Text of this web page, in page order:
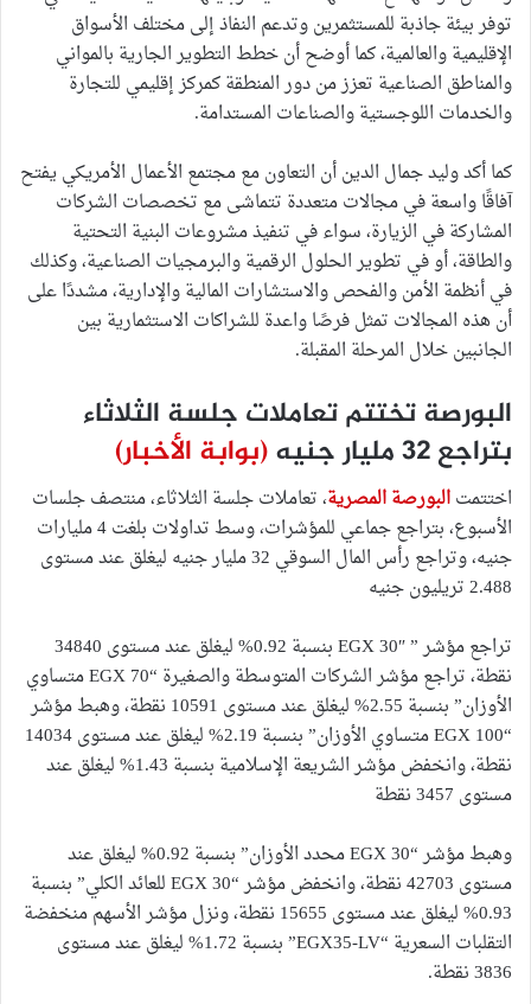
توفر بيئة جاذبة للمستثمرين وتدعم النفاذ إلى مختلف الأسواق
الإقليمية والعالمية، كما أوضح أن خطط التطوير الجارية بالمواني
والمناطق الصناعية تعزز من دور المنطقة كمركز إقليمي للتجارة
والخدمات اللوجستية والصناعات المستدامة.
كما أكد وليد جمال الدين أن التعاون مع مجتمع الأعمال الأمريكي يفتح
آفاقًا واسعة في مجالات متعددة تتماشى مع تخصصات الشركات
المشاركة في الزيارة، سواء في تنفيذ مشروعات البنية التحتية
والطاقة، أو في تطوير الحلول الرقمية والبرمجيات الصناعية، وكذلك
في أنظمة الأمن والفحص والاستشارات المالية والإدارية، مشددًا على
أن هذه المجالات تمثل فرصًا واعدة للشراكات الاستثمارية بين
الجانبين خلال المرحلة المقبلة.
البورصة تختتم تعاملات جلسة الثلاثاء
بتراجع 32 مليار جنيه
(بوابة الأخبار)
اختتمتالبورصة المصرية، تعاملات جلسة الثلاثاء، منتصف جلسات
الأسبوع، بتراجع جماعي للمؤشرات، وسط تداولات بلغت 4 مليارات
جنيه، وتراجع رأس المال السوقي 32 مليار جنيه ليغلق عند مستوى
2.488 تريليون جنيه
تراجع مؤشر ” EGX 30″ بنسبة 0.92% ليغلق عند مستوى 34840
نقطة، تراجع مؤشر الشركات المتوسطة والصغيرة “EGX 70 متساوي
الأوزان” بنسبة 2.55% ليغلق عند مستوى 10591 نقطة، وهبط مؤشر
“EGX 100 متساوي الأوزان” بنسبة 2.19% ليغلق عند مستوى 14034
نقطة، وانخفض مؤشر الشريعة الإسلامية بنسبة 1.43% ليغلق عند
مستوى 3457 نقطة
وهبط مؤشر “EGX 30 محدد الأوزان” بنسبة 0.92% ليغلق عند
مستوى 42703 نقطة، وانخفض مؤشر “EGX 30 للعائد الكلي” بنسبة
0.93% ليغلق عند مستوى 15655 نقطة، ونزل مؤشر الأسهم منخفضة
التقلبات السعرية “EGX35-LV” بنسبة 1.72% ليغلق عند مستوى
3836 نقطة.